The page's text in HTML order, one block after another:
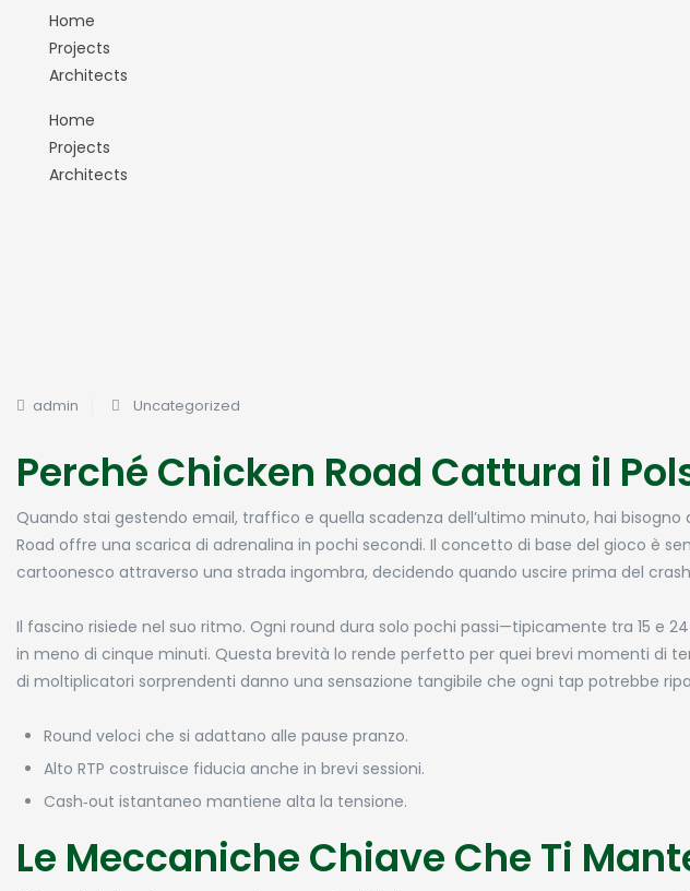
Home
Projects
Architects
Home
Projects
Architects
admin Uncategorized
Perché Chicken Road Cattura il
Quando stai gestendo email, traffico e quella scadenza dell’ultimo minuto, hai
Road offre una scarica di adrenalina in pochi secondi. Il concetto di base del gioco è
cartoonesco attraverso una strada ingombra, decidendo quando uscire prima del
Il fascino risiede nel suo ritmo. Ogni round dura solo pochi passi—tipicamente tra 15 e
in meno di cinque minuti. Questa brevità lo rende perfetto per quei brevi momenti di
di moltiplicatori sorprendenti danno una sensazione tangibile che ogni tap potrebbe
Round veloci che si adattano alle pause pranzo.
Alto RTP costruisce fiducia anche in brevi sessioni.
Cash‑out istantaneo mantiene alta la tensione.
Le Meccaniche Chiave Che Ti